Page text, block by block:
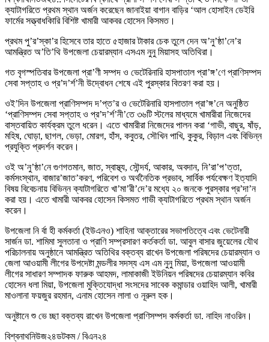
ক্যাটাগরিতে প্রথম স্থান অর্জন করেছেন জানাইয়া বাগান বাড়ির ‘আল হোসাইন ডেইরি
ফার্মের সত্ত্বাধকিারি বিশিষ্ট খামারী আকবর হোসেন কিসমত।
প্রথম পু’র’স্কা’র হিসেবে তার হাতে ৫হাজার টাকার চেক তুলে দেন অ’নু’ষ্ঠা’নে’র
আমন্ত্রিত অ’তি’থি উপজেলা চেয়ারম্যান এসএম নুনু মিয়াসহ অতিথিরা।
গত বৃগস্পতিবার উপজেলা প্রা’ণী সম্পদ ও ভেটেরিনারি হাসপাতাল প্রা’ঙ্গ’ণে প্রাণিসম্পদ
সেবা সপ্তাহ ও প্র’দ’র্শ’নী উদ্বোধন শেষে এই পুরস্কার বিতরণ করা হয়।
ওই’দিন উপজেলা প্রাণিসম্পদ দ’প্ত’র ও ভেটেরিনারি হাসপাতাল প্রা’ঙ্গ’নে অনুষ্ঠিত
‘প্রাণিসম্পদ সেবা সপ্তাহ ও প্র’দ’র্শ’নী’তে ৩৬টি স্টলের মাধ্যমে খামারীরা নিজেদের
বাস্তবায়িত কার্যক্রম তুলে ধরেন। এতে খামারীরা নিজেদের পালন করা ‘গাভী, বাছুর, ষাঁড়,
মহিষ, ঘোড়া, ছাগল, ভেড়া, মোরগ, হাঁস, কবুতর, সৌখিন পাখি, কুকুর, বিড়াল এবং বিভিন্ন
প্রযুক্তি প্রদর্শন করেন।
ওই অ’নু’ষ্ঠা’নে গুণগতমান, জাত, স্বাস্থ্য, সৌন্দর্য, আকার, অবদান, নি’রা’প’ত্তা,
কর্মসংস্থান, বাজার’জাত’করণ, পরিবেশ ও অর্থনৈতিক প্রভাব, সার্বিক পর্যবেক্ষণ ইত্যাদি
বিষয় বিবেচনায় বিভিন্ন ক্যাটাগরিতে খা’মা’রী’দে’র মধ্যে ২০ জনকে পুরস্কার প্র’দা’ন
করা হয়। এতে খামারী আকবর হোসেন কিসমত গাভী ক্যাটাগরিতে প্রথম স্থান অর্জন
করেন।
উপজেলা নি র্বা হী কর্মকর্তা (ইউএনও) শাহিনা আক্তারের সভাপতিত্বে এবং ভেটেনারী
সার্জন ডা. শামিমা সুলতানা ও প্রাণি সম্প্রসারণ কর্তকর্তা ডা. আবুল বাসার জুয়েলের যৌথ
পরিচালনায় অনুষ্ঠানে আমন্ত্রিত অতিথির বক্তব্য রাখেন উপজেলা পরিষদের চেয়ারম্যান ও
জেলা আওয়ামী লীগের উপদেষ্টা মন্ডলীর সদস্য এস এম নুনু মিয়া, উপজেলা আওয়ামী
লীগের সাধারণ সম্পাদক ফারুক আহমদ, লামাকাজী ইউনিয়ন পরিষদের চেয়ারম্যান কবির
হোসেন ধলা মিয়া, উপজেলা মুক্তিযোদ্ধা সংসদের সাবেক কমান্ডার ওয়াহিদ আলী, খামারী
মাওলানা ফয়জুর রহমান, এনাম হোসেন লালা ও নূরুল হক।
অনুষ্টানে শু ভে চ্ছা বক্তব্য রাখেন উপজেলা প্রাণিসম্পদ কর্মকর্তা ডা. নাহিদ নাওরিন।
বিশ্বনাথনিউজ২৪ডটকম / বিএন২৪